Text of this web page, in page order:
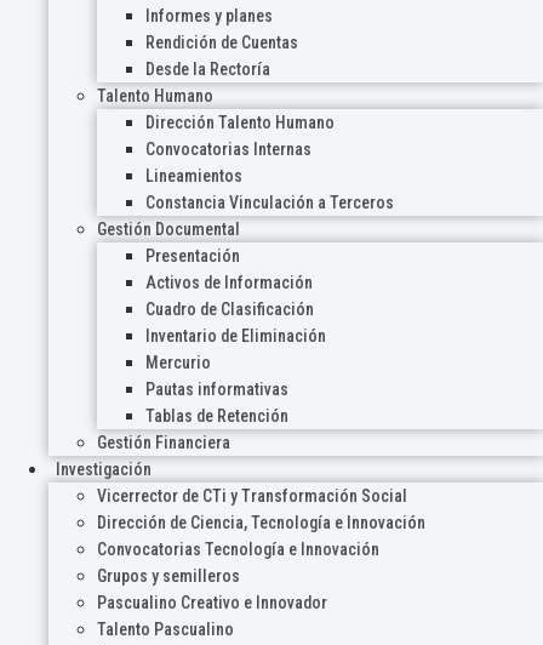
Informes y planes
Rendición de Cuentas
Desde la Rectoría
Talento Humano
Dirección Talento Humano
Convocatorias Internas
Lineamientos
Constancia Vinculación a Terceros
Gestión Documental
Presentación
Activos de Información
Cuadro de Clasificación
Inventario de Eliminación
Mercurio
Pautas informativas
Tablas de Retención
Gestión Financiera
Investigación
Vicerrector de CTi y Transformación Social
Dirección de Ciencia, Tecnología e Innovación
Convocatorias Tecnología e Innovación
Grupos y semilleros
Pascualino Creativo e Innovador
Talento Pascualino